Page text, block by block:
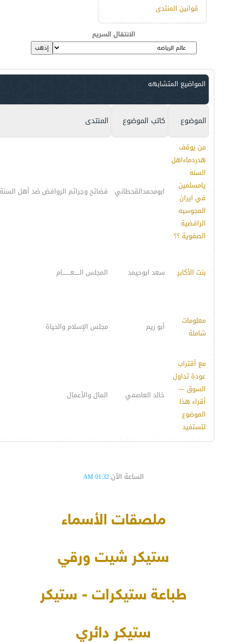
قوانين المنتدى
الانتقال السريع
المواضيع المتشابهه
الموضوع كاتب الموضوع المنتدى
من يوقف
هدردماءاهل
السنه
يامسلمين
في ايران
المجوسيه
الرافضية
الصفوية ؟؟
ابومحمدالقحطاني فضائح وجرائم الروافض ضد أهل السنة
بنت الأكابر سعد ابوحيمد المجلس الـــــعــــــــام
معلومات
شاملة
أبو ريم مجلس الإسلام والحياة
مع أقتراب
عودة تداول
السوق ---
أقراء هذا
الموضوع
لتستفيد
خالد العاصمي المال والأعمال
الساعة الآن 01:32 AM
ملصقات الأسماء
ستيكر شيت ورقي
طباعة ستيكرات - ستيكر
ستيكر دائري